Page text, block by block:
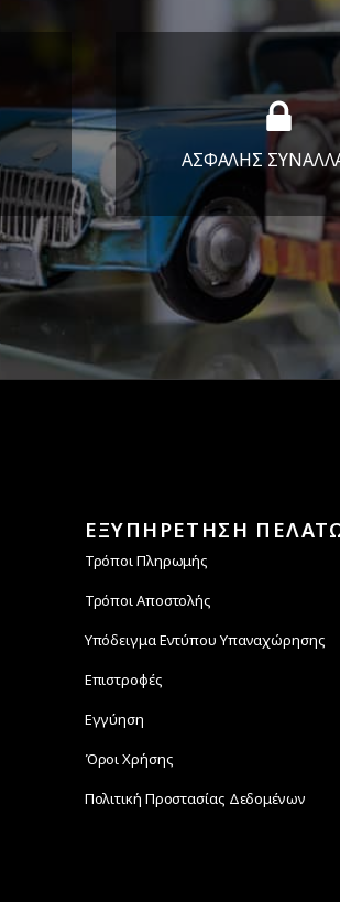
ΑΣΦΑΛΗΣ
Εγγυόμαστε την
των συναλλαγών
ΕΞΥΠΗΡΕΤΗΣΗ
Τρόποι Πληρωμής
Τρόποι Αποστολής
Υπόδειγμα Εντύπου Υπαναχώρησης
Επιστροφές
Εγγύηση
Όροι Χρήσης
Πολιτική Προστασίας Δεδομένων